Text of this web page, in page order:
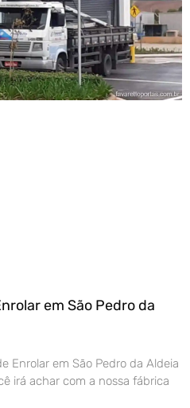
em São Pedro da
Enrolar em São Pedro da Aldeia
irá achar com a nossa fábrica